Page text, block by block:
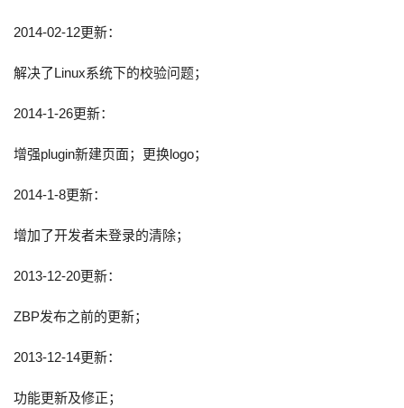
2014-02-12更新：
解决了Linux系统下的校验问题；
2014-1-26更新：
增强plugin新建页面；更换logo；
2014-1-8更新：
增加了开发者未登录的清除；
2013-12-20更新：
ZBP发布之前的更新；
2013-12-14更新：
功能更新及修正；